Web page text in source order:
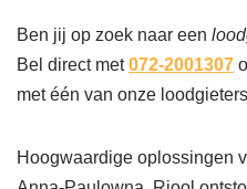
Ben jij op zoek naar een
Bel direct met072-2001307
met één van onze
Hoogwaardige oplossingen